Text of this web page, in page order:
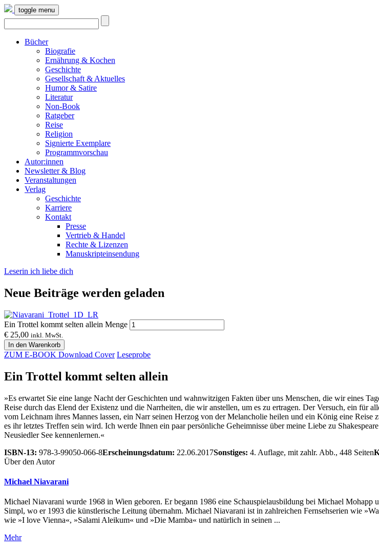
toggle menu
Bücher
Biografie
Ernährung & Kochen
Geschichte
Gesellschaft & Aktuelles
Humor & Satire
Literatur
Non-Book
Ratgeber
Reise
Religion
Signierte Exemplare
Programmvorschau
Autor:innen
Newsletter & Blog
Veranstaltungen
Verlag
Geschichte
Karriere
Kontakt
Presse
Vertrieb & Handel
Rechte & Lizenzen
Manuskripteinsendung
Leserin ich liebe dich
Neue Beiträge werden geladen
Ein Trottel kommt selten allein Menge
€ 25,00 inkl. MwSt.
In den Warenkorb
ZUM E-BOOK Download Cover Leseprobe
Ein Trottel kommt selten allein
»Es erwartet Sie eine lange Nacht der Geschichten und wahnwitzigen Fakten über uns Menschen, die wir eines
Reise durch das Elend der Existenz und die Narrheiten, die wir anstellen, um es zu ertragen. Der Versuch, ein
vom Leichnam ihres Mannes lassen, ein Narr seinen Herzog von der Melancholie heilen und ein König eine
es ihr letztes Treffen sein wird. Ich werde Ihnen ein paar persönliche Geheimnisse über meine Liebe zu
Neusiedler See kennenlernen.«
ISBN-13: 978-3-99050-066-8Erscheinungsdatum: 22.06.2017Sonstiges: 4. Auflage, mit zahlr. Abb., 448 Seiten
Über den Autor
Michael Niavarani
Michael Niavarani wurde 1968 in Wien geboren. Er begann 1986 eine Schauspielausbildung bei Michael
Simpl, wo er 1993 die künstlerische Leitung übernahm. Michael Niavarani ist in zahlreichen Fernsehserien wie
wie »I love Vienna«, »Salami Aleikum« und »Die Mamba« und natürlich in seinen ...
Mehr